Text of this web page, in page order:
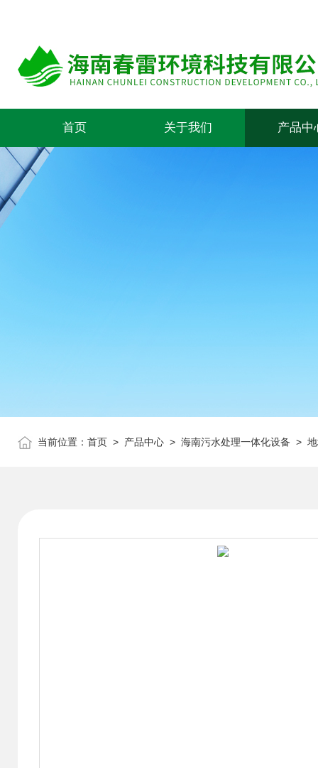
首页 关于我们 产品中
当前位置： 首页 > 产品中心 > 海南污水处理一体化设备 >